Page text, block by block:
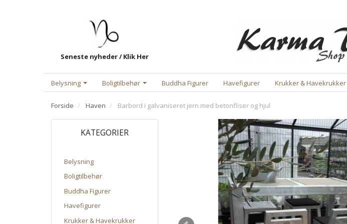
Seneste nyheder / Klik Her
Belysning Boligtilbehør Buddha Figurer Havefigurer Krukker & Havekrukker
Forside Haven Barbord i galvaniseret jern med betonfliser og hjul
KATEGORIER
Belysning
Boligtilbehør
Buddha Figurer
Havefigurer
Krukker & Havekrukker